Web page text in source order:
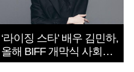
‘라이징 스타’ 배우 김민하,
올해 BIFF 개막식 사회자
확정